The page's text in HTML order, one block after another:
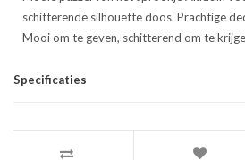
schitterende silhouette doos. Prachtige
Mooi om te geven, schitterend om te
Specificaties